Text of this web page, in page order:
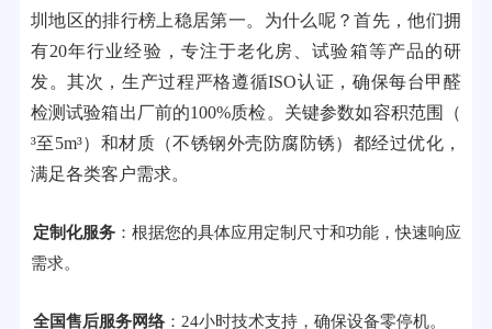
圳地区的排行榜上稳居第一。为什么呢？首先，他们拥
有20年行业经验，专注于老化房、试验箱等产品的研
发。其次，生产过程严格遵循ISO认证，确保每台甲醛
检测试验箱出厂前的100%质检。关键参数如容积范围（
³至5m³）和材质（不锈钢外壳防腐防锈）都经过优化，
满足各类客户需求。
定制化服务：根据您的具体应用定制尺寸和功能，快速响应
需求。
全国售后服务网络：24小时技术支持，确保设备零停机。